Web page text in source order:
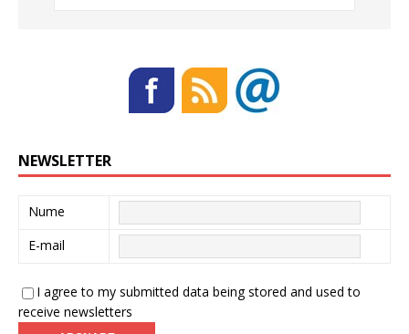
NEWSLETTER
Nume
E-mail
I agree to my submitted data being stored and used to
receive newsletters